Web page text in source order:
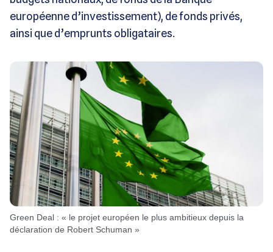
européenne d’investissement), de fonds privés,
ainsi que d’emprunts obligataires.
Green Deal : « le projet européen le plus ambitieux depuis la
déclaration de Robert Schuman »